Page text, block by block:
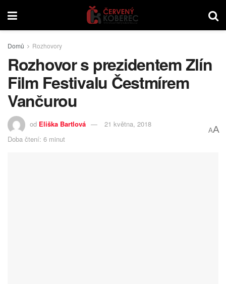
Domů Rozhovory
Rozhovor s prezidentem Zlín
Film Festivalu Čestmírem
Vančurou
od Eliška Bartlová
21 května, 2018
Doba čtení: 6 minut
AA